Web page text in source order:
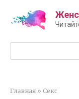
контенту
Главная » Секс